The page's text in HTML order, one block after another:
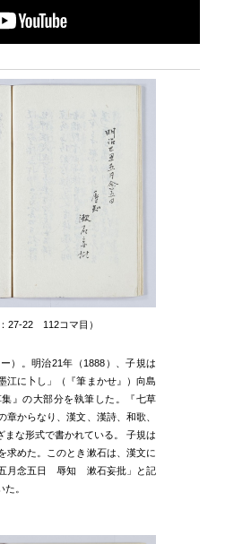
27-22 112コマ目）
）。明治21年（1888）、子規は
江に卜し」（『筆まかせ』）向島
』の大部分を執筆した。『七草
からなり、漢文、漢詩、和歌、
な形式で書かれている。 子規は
求めた。このとき漱石は、漢文に
月念五日 辱知 漱石妄批」と記
。